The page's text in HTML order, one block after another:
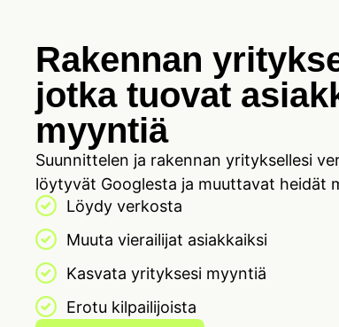
Rakennan
jotka tuovat
myyntiä
Suunnittelen ja rakennan yrityksellesi
löytyvät Googlesta ja muuttavat heidät
Löydy verkosta
Muuta vierailijat asiakkaiksi
Kasvata yrityksesi myyntiä
Erotu kilpailijoista